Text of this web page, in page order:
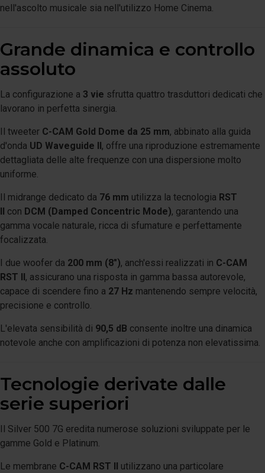
nell'ascolto musicale sia nell'utilizzo Home Cinema.
Grande dinamica e controllo
assoluto
La configurazione a 3 vie sfrutta quattro trasduttori dedicati che
lavorano in perfetta sinergia.
Il tweeter C-CAM Gold Dome da 25 mm, abbinato alla guida
d'onda UD Waveguide II, offre una riproduzione estremamente
dettagliata delle alte frequenze con una dispersione molto
uniforme.
Il midrange dedicato da 76 mm utilizza la tecnologia RST
II con DCM (Damped Concentric Mode), garantendo una
gamma vocale naturale, ricca di sfumature e perfettamente
focalizzata.
I due woofer da 200 mm (8"), anch'essi realizzati in C-CAM
RST II, assicurano una risposta in gamma bassa autorevole,
capace di scendere fino a 27 Hz mantenendo sempre velocità,
precisione e controllo.
L'elevata sensibilità di 90,5 dB consente inoltre una dinamica
notevole anche con amplificazioni di potenza non elevatissima.
Tecnologie derivate dalle
serie superiori
Il Silver 500 7G eredita numerose soluzioni sviluppate per le
gamme Gold e Platinum.
Le membrane C-CAM RST II utilizzano una particolare